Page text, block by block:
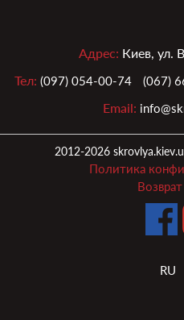
Адрес: Киев, ул.
Тел: (097) 054-00-74 (067)
Email:
2012-2026
Политика
RU